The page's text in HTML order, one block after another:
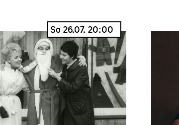
So 26.07. 20:00